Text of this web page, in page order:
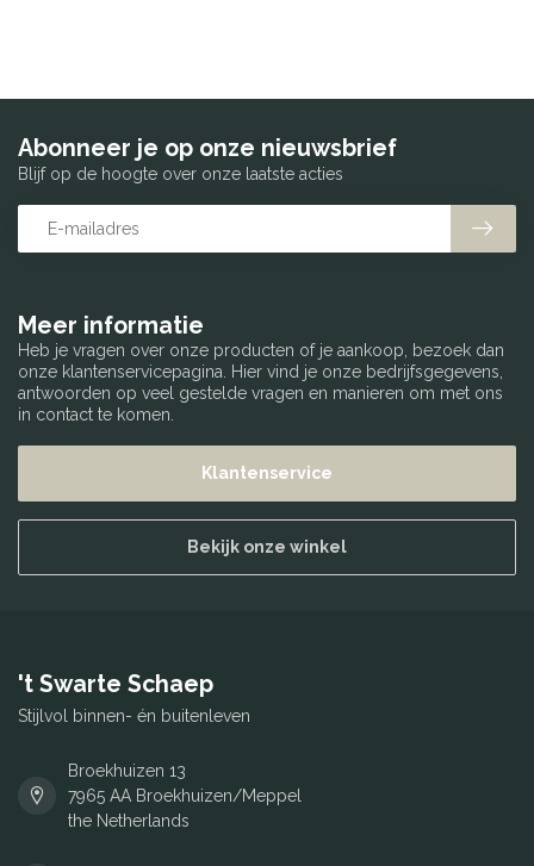
Meer informatie
Heb je vragen over onze producten of je aankoop, bezoek dan
onze klantenservicepagina. Hier vind je onze bedrijfsgegevens,
antwoorden op veel gestelde vragen en manieren om met ons
in contact te komen.
Klantenservice
Bekijk onze winkel
Abonneer je op onze nieuwsbrief
Blijf op de hoogte over onze laatste acties
't Swarte Schaep
Stijlvol binnen- én buitenleven
Broekhuizen 13
7965 AA Broekhuizen/Meppel
the Netherlands